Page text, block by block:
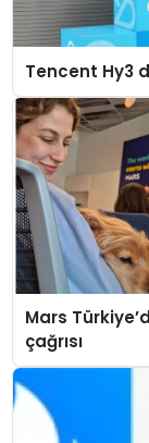
Tencent Hy3
Mars
çağrısı